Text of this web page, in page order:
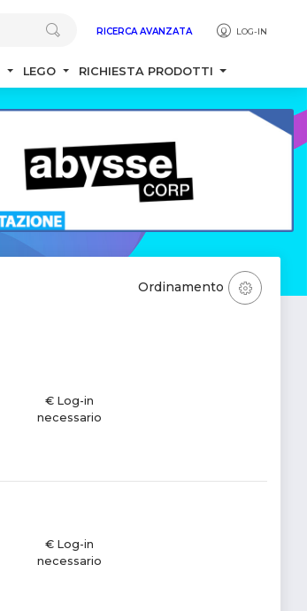
RICERCA AVANZATA LOG-IN
LEGO RICHIESTA PRODOTTI
Ordinamento
€ Log-in
necessario
€ Log-in
necessario